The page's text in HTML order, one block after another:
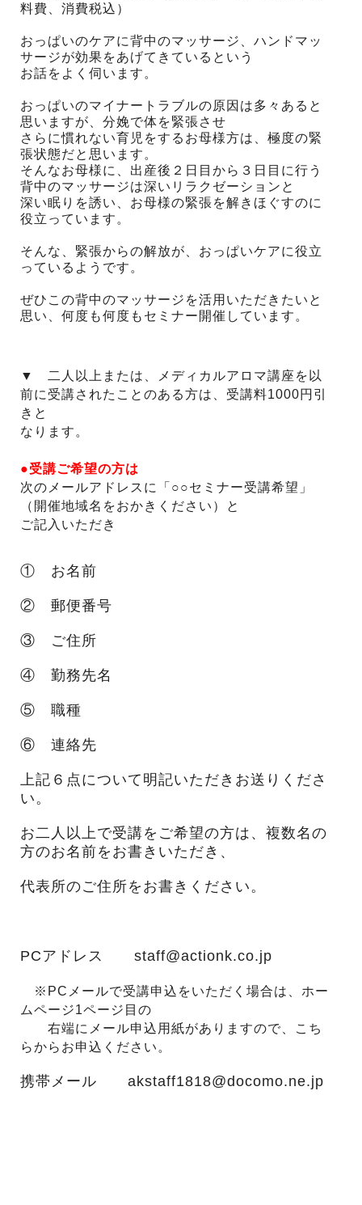
料費、消費税込）
おっぱいのケアに背中のマッサージ、ハンドマッ
サージが効果をあげてきているという
お話をよく伺います。
おっぱいのマイナートラブルの原因は多々あると
思いますが、分娩で体を緊張させ
さらに慣れない育児をするお母様方は、極度の緊
張状態だと思います。
そんなお母様に、出産後２日目から３日目に行う
背中のマッサージは深いリラクゼーションと
深い眠りを誘い、お母様の緊張を解きほぐすのに
役立っています。
そんな、緊張からの解放が、おっぱいケアに役立
っているようです。
ぜひこの背中のマッサージを活用いただきたいと
思い、何度も何度もセミナー開催しています。
▼ 二人以上または、メディカルアロマ講座を以
前に受講されたことのある方は、受講料1000円引
きと
なります。
●受講ご希望の方は
次のメールアドレスに「○○セミナー受講希望」
（開催地域名をおかきください）と
ご記入いただき
① お名前
② 郵便番号
③ ご住所
④ 勤務先名
⑤ 職種
⑥ 連絡先
上記６点について明記いただきお送りくださ
い。
お二人以上で受講をご希望の方は、複数名の
方のお名前をお書きいただき、
代表所のご住所をお書きください。
PCアドレス staff@actionk.co.jp
※PCメールで受講申込をいただく場合は、ホー
ムページ1ページ目の
右端にメール申込用紙がありますので、こち
らからお申込ください。
携帯メール akstaff1818@docomo.ne.jp